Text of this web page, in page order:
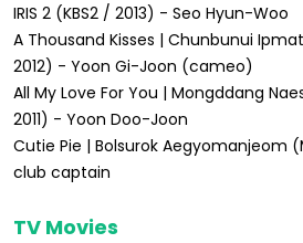
IRIS 2 (KBS2 / 2013) - Seo Hyun-Woo
A Thousand Kisses | Chunbunui
2012) - Yoon Gi-Joon (cameo)
All My Love For You | Mongddang
2011) - Yoon Doo-Joon
Cutie Pie | Bolsurok Aegyomanjeom
club captain
TV Movies